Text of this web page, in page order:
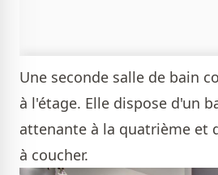
Une seconde salle de bain
à l'étage. Elle dispose d'un
attenante à la quatrième et
à coucher.